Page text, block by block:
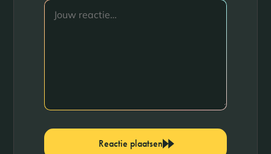
Reactie plaatsen